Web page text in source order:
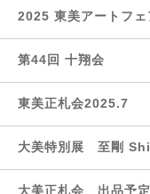
2025 東美アートフ
第44回 十翔会
東美正札会2025.7
大美特別展 至剛
大美正札会 出品予